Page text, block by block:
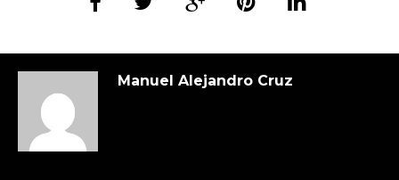
Manuel Alejandro Cruz